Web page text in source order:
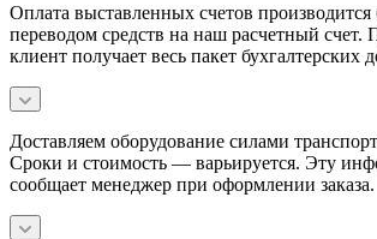
Оплата выставленных счетов
переводом средств на наш расчетный счет.
клиент получает весь пакет бухгалтерских
Доставляем оборудование силами
Сроки и стоимость — варьируется. Эту
сообщает менеджер при оформлении заказа.